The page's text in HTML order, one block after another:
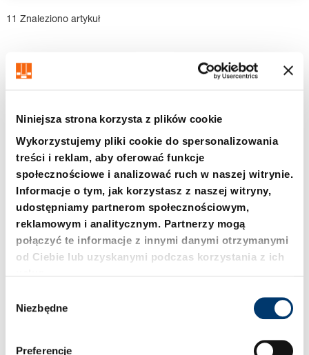
Niniejsza strona korzysta z plików cookie
Wykorzystujemy pliki cookie do spersonalizowania
treści i reklam, aby oferować funkcje
społecznościowe i analizować ruch w naszej witrynie.
Informacje o tym, jak korzystasz z naszej witryny,
udostępniamy partnerom społecznościowym,
reklamowym i analitycznym. Partnerzy mogą
połączyć te informacje z innymi danymi otrzymanymi
od Ciebie lub uzyskanymi podczas korzystania z ich
Niezbędne
Preferencje
11 Znaleziono artykuł
centrujący
centrujący z krążkiem
regulacyjnym